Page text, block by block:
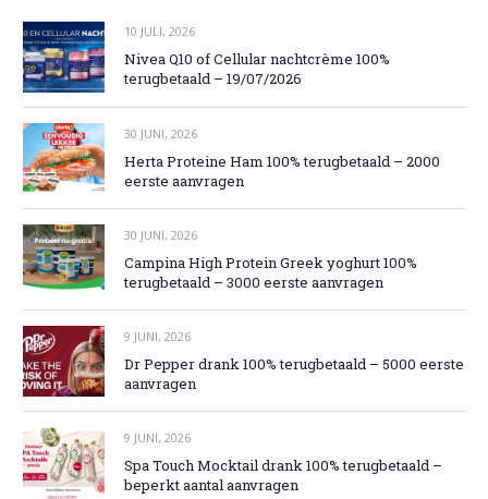
10 JULI, 2026
Nivea Q10 of Cellular nachtcrème 100%
terugbetaald – 19/07/2026
30 JUNI, 2026
Herta Proteine Ham 100% terugbetaald – 2000
eerste aanvragen
30 JUNI, 2026
Campina High Protein Greek yoghurt 100%
terugbetaald – 3000 eerste aanvragen
9 JUNI, 2026
Dr Pepper drank 100% terugbetaald – 5000 eerste
aanvragen
9 JUNI, 2026
Spa Touch Mocktail drank 100% terugbetaald –
beperkt aantal aanvragen